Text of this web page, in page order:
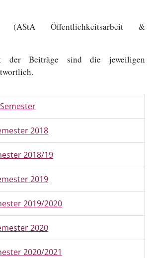
(AStA Öffentlichkeitsarbeit &
der Beiträge sind die jeweiligen
2018
2018/19
2019
2019/2020
2020
2020/2021